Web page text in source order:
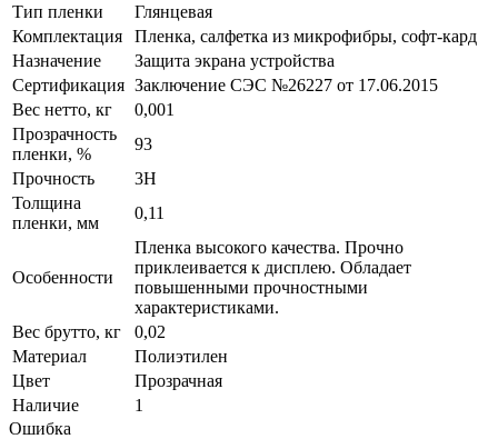
Тип пленки
Глянцевая
Комплектация
Пленка, салфетка из микрофибры, софт-кард
Назначение
Защита экрана устройства
Сертификация Заключение СЭС №26227 от 17.06.2015
Вес нетто, кг
0,001
Прозрачность
пленки, %
93
Прочность
3H
Толщина
пленки, мм
0,11
Особенности
Пленка высокого качества. Прочно
приклеивается к дисплею. Обладает
повышенными прочностными
характеристиками.
Вес брутто, кг
0,02
Материал
Полиэтилен
Цвет
Прозрачная
Наличие
1
Ошибка